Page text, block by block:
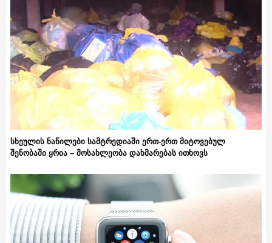
სხეულის ნაწილები სამტრედიაში ერთ-ერთ მიტოვებულ
შენობაში ყრია – მოსახლეობა დახმარებას ითხოვს